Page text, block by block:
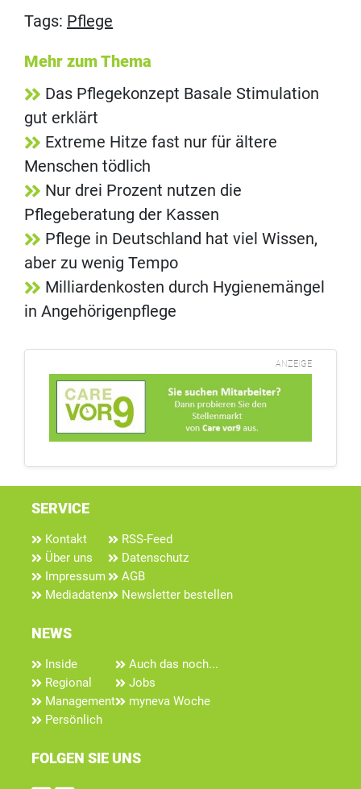
Tags: Pflege
Mehr zum Thema
Das Pflegekonzept Basale Stimulation
gut erklärt
Extreme Hitze fast nur für ältere
Menschen tödlich
Nur drei Prozent nutzen die
Pflegeberatung der Kassen
Pflege in Deutschland hat viel Wissen,
aber zu wenig Tempo
Milliardenkosten durch Hygienemängel
in Angehörigenpflege
ANZEIGE
SERVICE
Kontakt
Über uns
Impressum
Mediadaten
RSS-Feed
Datenschutz
AGB
Newsletter bestellen
NEWS
Inside
Regional
Management
Persönlich
Auch das noch...
Jobs
myneva Woche
FOLGEN SIE UNS